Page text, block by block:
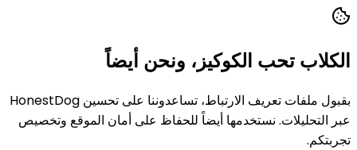
الكلاب تحب الكوكيز، ونحن أيضاً
بقبول ملفات تعريف الارتباط، تساعدوننا على تحسين HonestDog
عبر التحليلات. نستخدمها أيضاً للحفاظ على أمان الموقع وتخصيص
تجربتكم.